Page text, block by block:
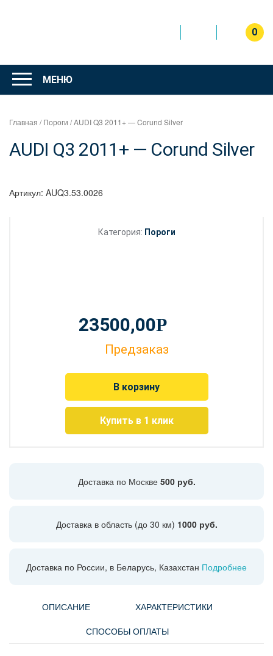
Интернет
магазин
"Can Auto"
0
МЕНЮ
Главная /Пороги / AUDI Q3 2011+ — Corund Silver
AUDI Q3 2011+ — Corund Silver
Артикул: AUQ3.53.0026
Категория: Пороги
23500,00Р
Предзаказ
В корзину
Купить в 1 клик
Доставка по Москве 500 руб.
Доставка в область (до 30 км) 1000 руб.
Доставка по России, в Беларусь, Казахстан Подробнее
ОПИСАНИЕ
ХАРАКТЕРИСТИКИ
СПОСОБЫ ОПЛАТЫ